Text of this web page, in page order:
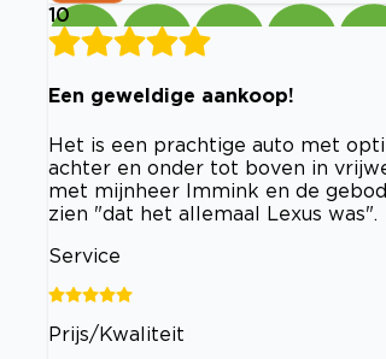
10
Een geweldige aankoop!
Het is een prachtige auto met
achter en onder tot boven in
met mijnheer Immink en de
zien "dat het allemaal Lexus was".
Service
Prijs/Kwaliteit